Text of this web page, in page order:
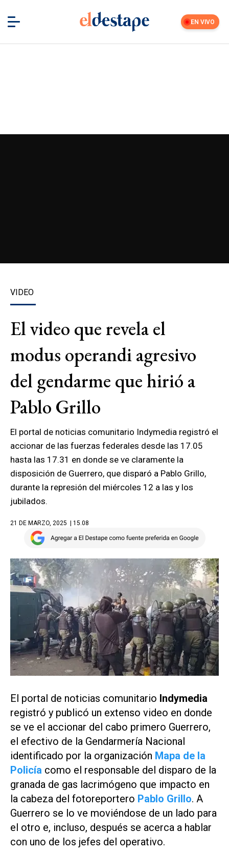
EN VIVO
VIDEO
El video que revela el
modus operandi agresivo
del gendarme que hirió a
Pablo Grillo
El portal de noticias comunitario Indymedia registró el
accionar de las fuerzas federales desde las 17.05
hasta las 17.31 en donde se ve claramente la
disposición de Guerrero, que disparó a Pablo Grillo,
durante la represión del miércoles 12 a las y los
jubilados.
21 DE MARZO, 2025 | 15.08
El portal de noticias comunitario Indymedia
registró y publicó un extenso video en donde
se ve el accionar del cabo primero Guerrero,
el efectivo de la Gendarmería Nacional
identificado por la organización Mapa de la
Policía como el responsable del disparo de la
granada de gas lacrimógeno que impacto en
la cabeza del fotoreportero Pablo Grillo. A
Guerrero se lo ve moviéndose de un lado para
el otro e, incluso, después se acerca a hablar
con uno de los jefes del operativo.